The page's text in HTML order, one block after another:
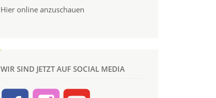
Hier online anzuschauen
WIR SIND JETZT AUF SOCIAL MEDIA